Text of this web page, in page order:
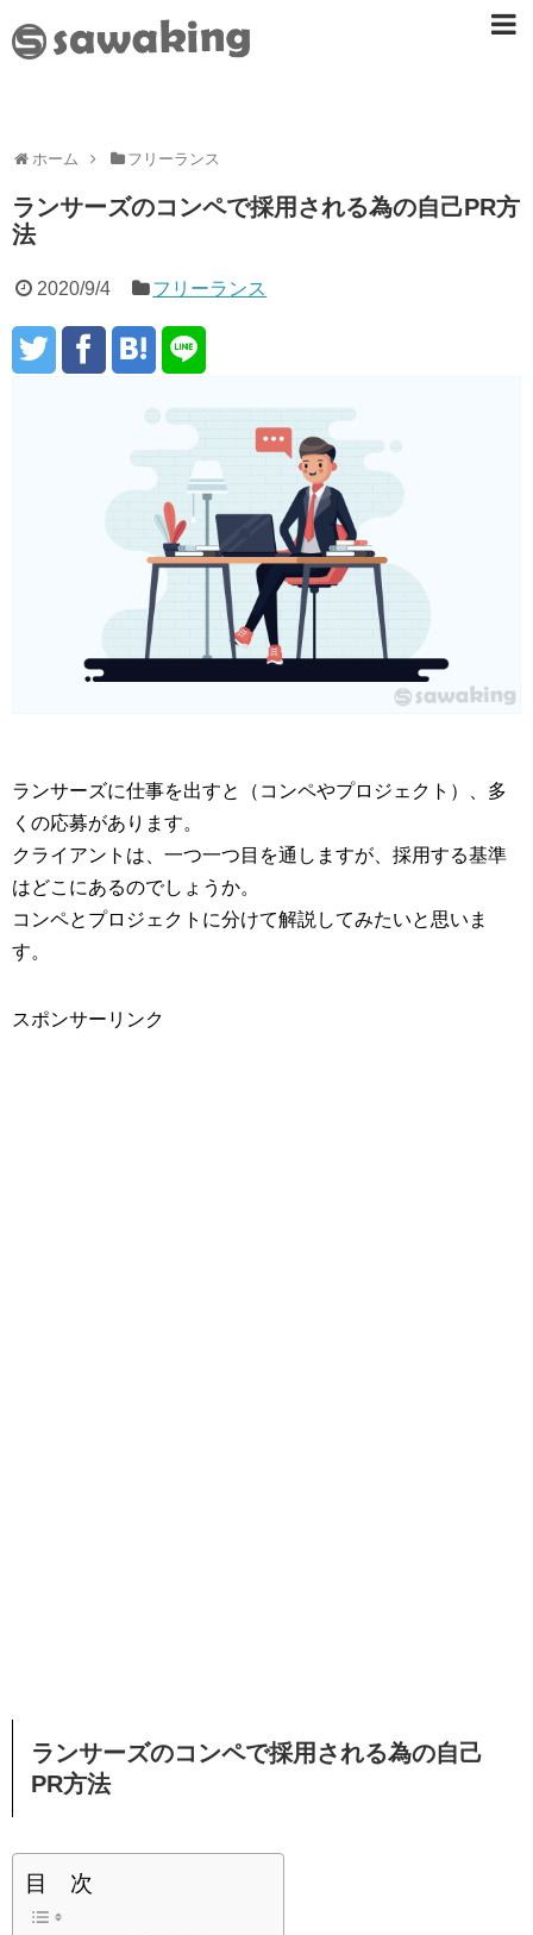
ホーム フリーランス
ランサーズのコンペで採用される為の自己PR方
法
2020/9/4 フリーランス
ランサーズに仕事を出すと（コンペやプロジェクト）、多
くの応募があります。
クライアントは、一つ一つ目を通しますが、採用する基準
はどこにあるのでしょうか。
コンペとプロジェクトに分けて解説してみたいと思いま
す。
スポンサーリンク
ランサーズのコンペで採用される為の自己
PR方法
目 次